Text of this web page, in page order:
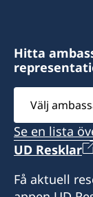
Hitta
Välj
ambassad
Se en lista
UD Resklar
Få aktuell